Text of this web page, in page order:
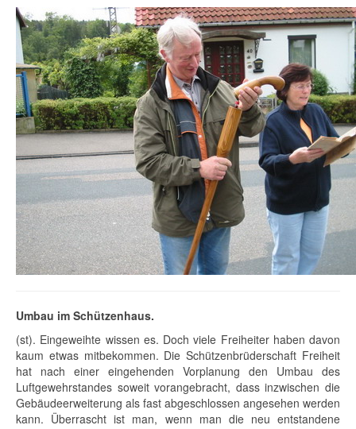
Umbau im Schützenhaus.
(st). Eingeweihte wissen es. Doch viele Freiheiter haben davon
kaum etwas mitbekommen. Die Schützenbrüderschaft Freiheit
hat nach einer eingehenden Vorplanung den Umbau des
Luftgewehrstandes soweit vorangebracht, dass inzwischen die
Gebäudeerweiterung als fast abgeschlossen angesehen werden
kann. Überrascht ist man, wenn man die neu entstandene